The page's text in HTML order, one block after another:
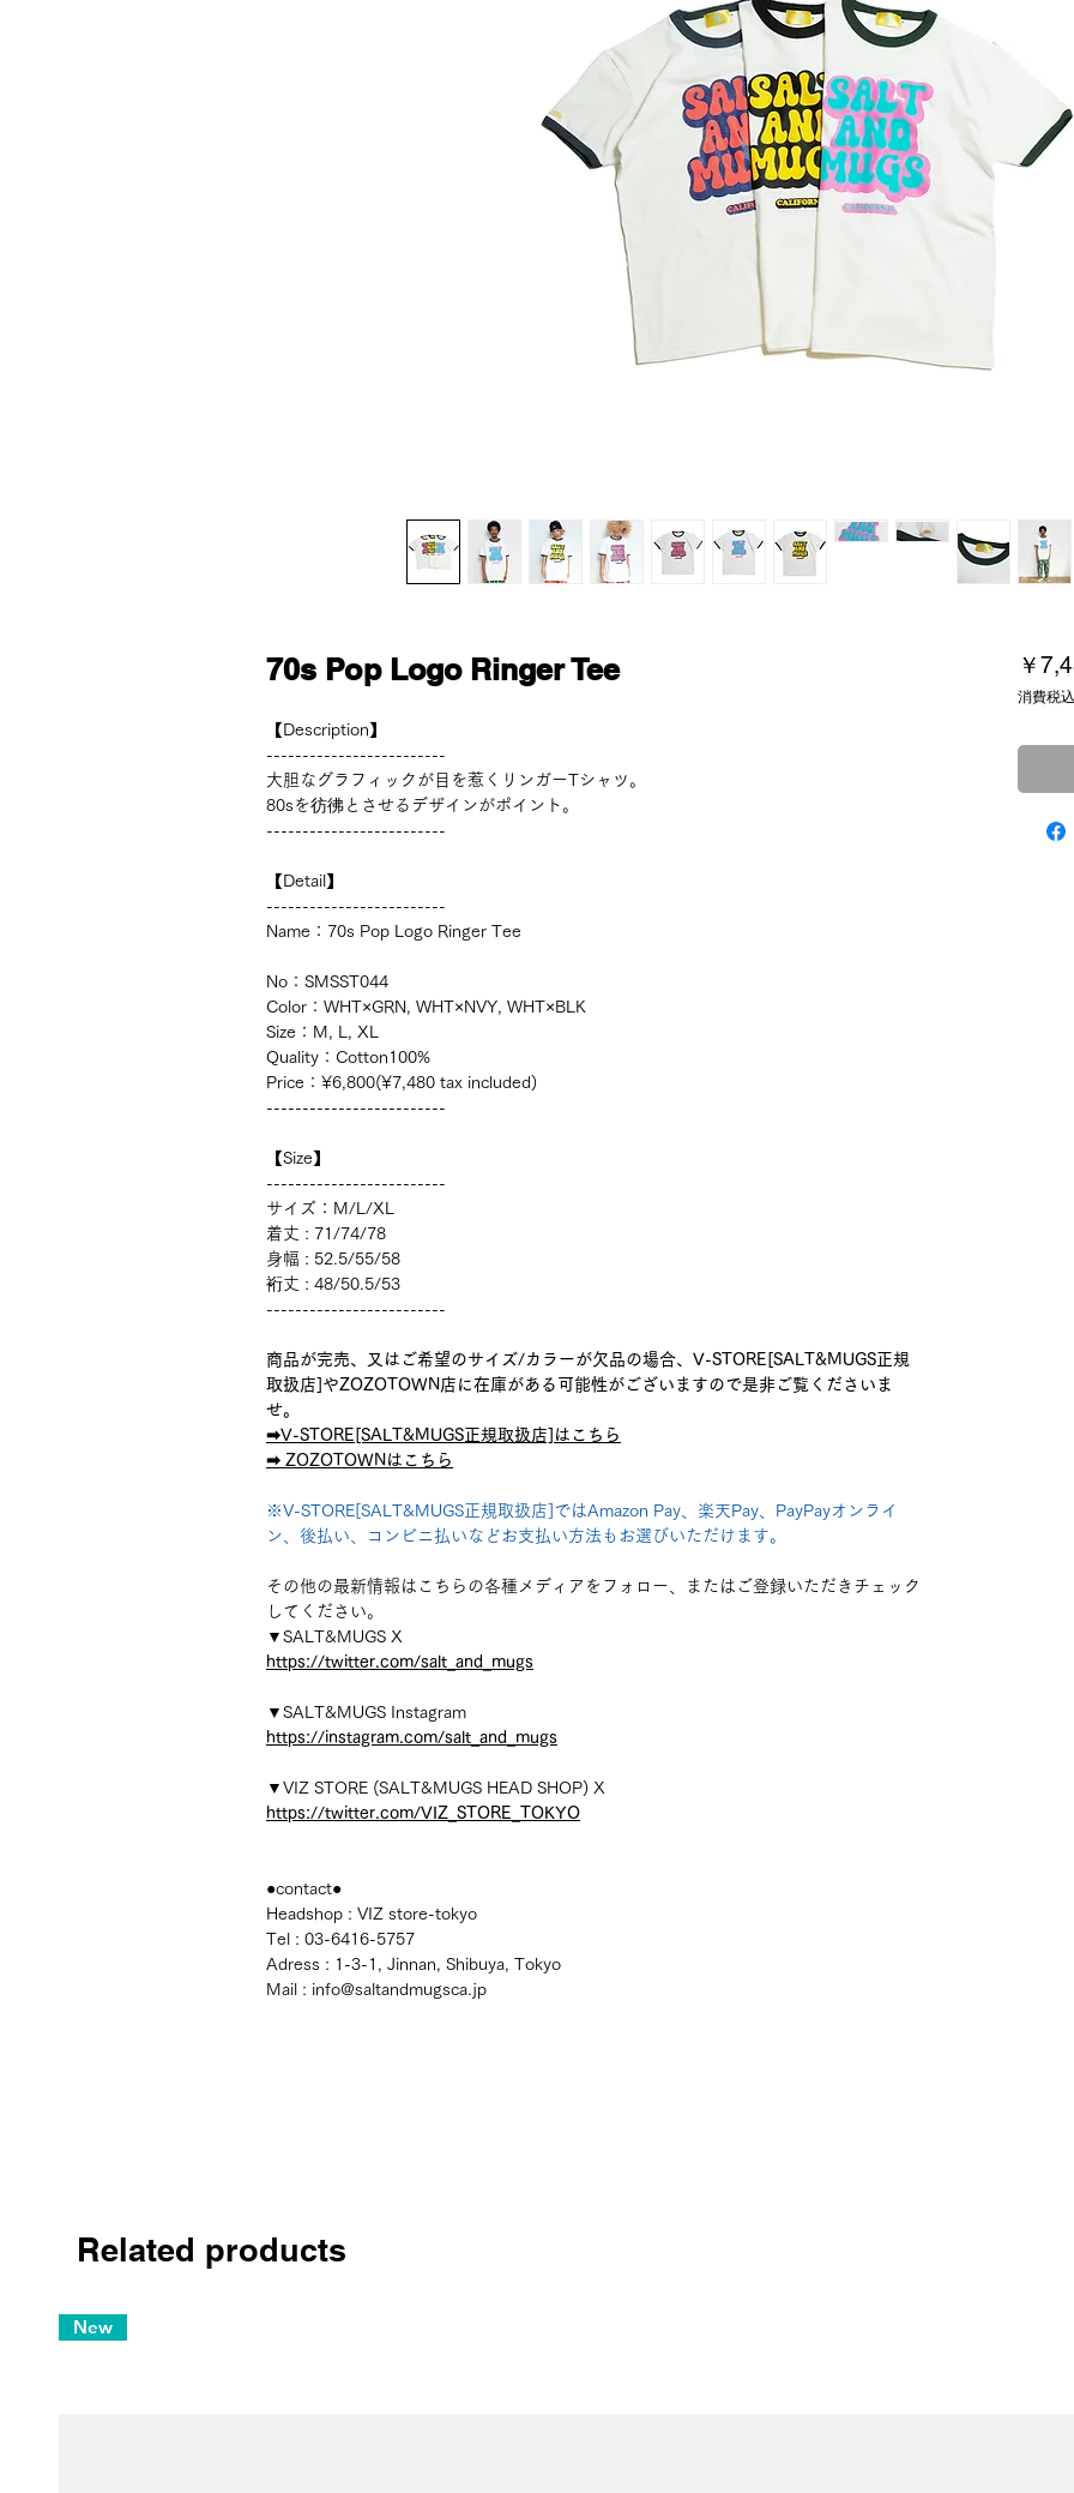
70s Pop Logo Ringer Tee
【Description】
-------------------------
大胆なグラフィックが目を惹くリンガーTシャツ。
80sを彷彿とさせるデザインがポイント。
-------------------------
【Detail】
-------------------------
Name：70s Pop Logo Ringer Tee
No：SMSST044
Color：WHT×GRN, WHT×NVY, WHT×BLK
Size：M, L, XL
Quality：Cotton100%
Price：¥6,800(¥7,480 tax included)
-------------------------
【Size】
-------------------------
サイズ：M/L/XL
着丈 : 71/74/78
身幅 : 52.5/55/58
裄丈 : 48/50.5/53
-------------------------
商品が完売、又はご希望のサイズ/カラーが欠品の場合、V-STORE[SALT&MUGS正規
取扱店]やZOZOTOWN店に在庫がある可能性がございますので是非ご覧くださいま
せ。
➡︎V-STORE[SALT&MUGS正規取扱店]はこちら
➡︎ ZOZOTOWNはこちら
※V-STORE[SALT&MUGS正規取扱店]ではAmazon Pay、楽天Pay、PayPayオンライ
ン、後払い、コンビニ払いなどお支払い方法もお選びいただけます。
その他の最新情報はこちらの各種メディアをフォロー、またはご登録いただきチェック
してください。
▼SALT&MUGS X
https://twitter.com/salt_and_mugs
▼SALT&MUGS Instagram
https://instagram.com/salt_and_mugs
▼VIZ STORE (SALT&MUGS HEAD SHOP) X
https://twitter.com/VIZ_STORE_TOKYO
●contact●
Headshop : VIZ store-tokyo
Tel : 03-6416-5757
Adress : 1-3-1, Jinnan, Shibuya, Tokyo
Mail : info@saltandmugsca.jp
￥
消費税
Related products
New